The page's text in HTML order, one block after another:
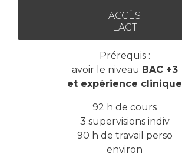
ACCÈS
LACT
Prérequis :
avoir le niveau BAC +3
et expérience clinique
92 h de cours
3 supervisions indiv
90 h de travail perso
environ